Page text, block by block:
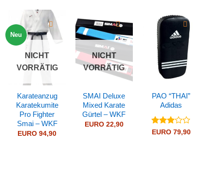
Neu
NICHT
VORRÄTIG
Karateanzug
Karatekumite
Pro Fighter
Smai – WKF
EURO 94,90
NICHT
VORRÄTIG
SMAI Deluxe
Mixed Karate
Gürtel – WKF
EURO22,90
PAO “THAI”
Adidas
Bewertet
EURO79,90